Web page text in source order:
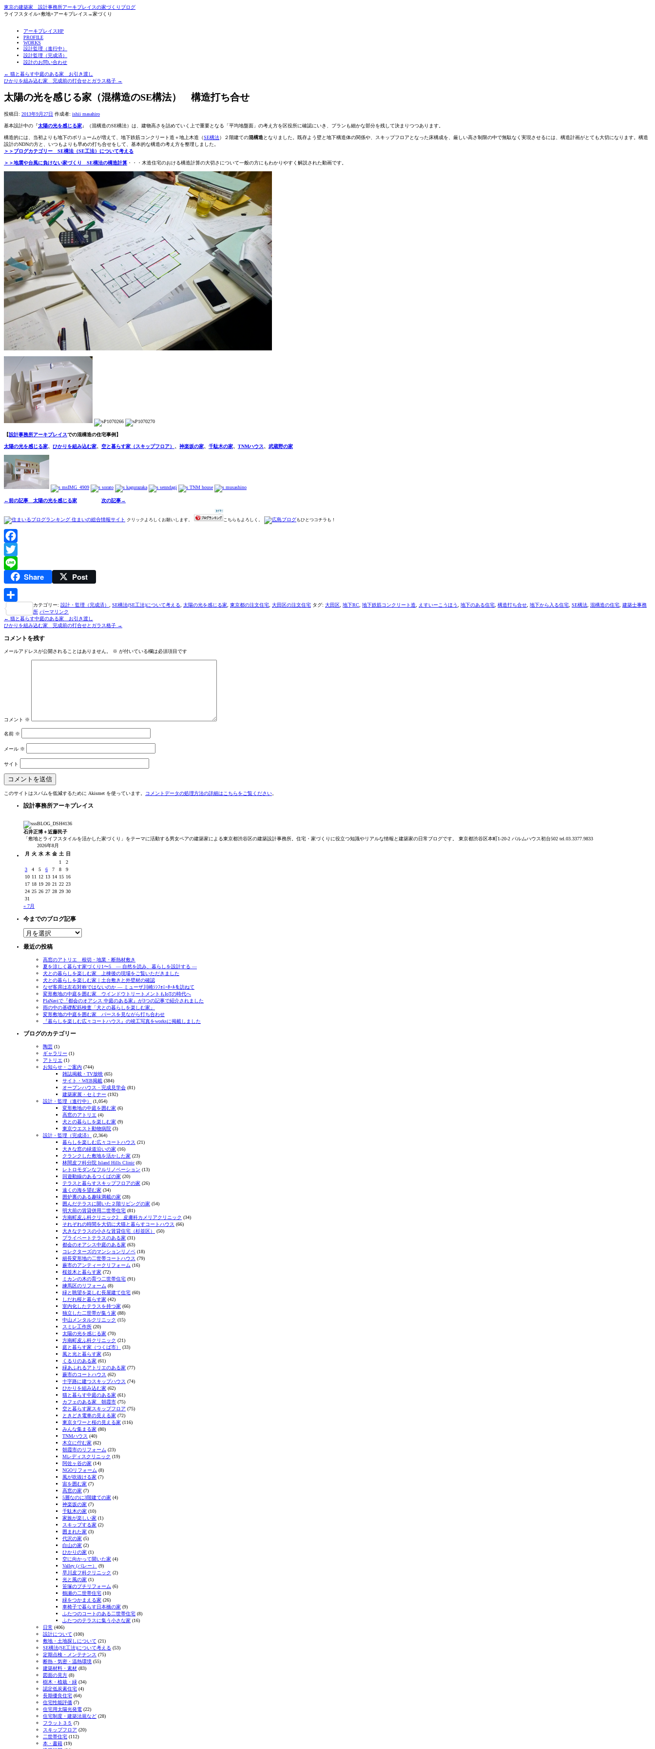
東京の建築家 設計事務所アーキプレイスの家づくりブログ
ライフスタイル×敷地×アーキプレイス→家づくり
キ
ッ
プ
アーキプレイスHP
PROFILE
WORKS
設計監理（進行中）
設計監理（完成済）
設計のお問い合わせ
← 猫と暮らす中庭のある家 お引き渡し
ひかりを組み込む家 完成前の打合せとガラス格子 →
太陽の光を感じる家（混構造のSE構法） 構造打ち合せ
投稿日: 2013年9月27日 作成者: ishii masahiro
基本設計中の『太陽の光を感じる家』（混構造のSE構法）は、建物高さを詰めていく上で重要となる「平均地盤面」の考え方を区役所に確認にいき、プランも細かな部分を残して決まりつつあります。
構造的には、当初よりも地下のボリュームが増えて、地下鉄筋コンクリート造＋地上木造（SE構法）２階建ての混構造となりました。既存よう壁と地下構造体の関係や、スキップフロアとなった床構成を、厳しい高さ制限の中で無駄なく実現させるには、構造計画がとても大切になります。構造
設計のNDNの方と、いつもよりも早めの打ち合せをして、基本的な構造の考え方を整理しました。
＞＞ブログカテゴリー SE構法（SE工法）について考える
＞＞地震や台風に負けない家づくり SE構法の構造計算 ・・・木造住宅のおける構造計算の大切さについて一般の方にもわかりやすく解説された動画です。
【設計事務所アーキプレイスでの混構造の住宅事例】
太陽の光を感じる家、 ひかりを組み込む家、 空と暮らす家（スキップフロア） 、 神楽坂の家、 千駄木の家、 TNMハウス、 武蔵野の家
←前の記事 太陽の光を感じる家 次の記事→
クリックよろしくお願いします。 こちらもよろしく。 もひとつコチラも！
Facebook
Twitter
Line Share Post
共
有
カテゴリー: 設計・監理（完成済） , SE構法(SE工法)について考える, 太陽の光を感じる家, 東京都の注文住宅, 大田区の注文住宅 タグ: 大田区, 地下RC, 地下鉄筋コンクリート造, えすいーこうほう, 地下のある住宅, 構造打ち合せ, 地下から入る住宅, SE構法, 混構造の住宅, 建築士事務
所 パーマリンク
← 猫と暮らす中庭のある家 お引き渡し
ひかりを組み込む家 完成前の打合せとガラス格子 →
コメントを残す
メールアドレスが公開されることはありません。 ※ が付いている欄は必須項目です
コメント ※
名前 ※
メール ※
サイト
このサイトはスパムを低減するために Akismet を使っています。 コメントデータの処理方法の詳細はこちらをご覧ください
設計事務所アーキプレイス
石井正博＋近藤民子
「敷地とライフスタイルを活かした家づくり」をテーマに活動する男女ペアの建築家による東京都渋谷区の建築設計事務所。住宅・家づくりに役立つ知識やリアルな情報と建築家の日常ブログです。 東京都渋谷区本町1-20-2 パルムハウス初台502 tel.03.3377.9833
2026年8月
月
火 水 木 金 土
日
1
2
3
4 5 6 7 8
9
10 11 12 13 14 15 16
17 18 19 20 21 22 23
24 25 26 27 28 29 30
31
« 7月
今までのブログ記事
今
ま
で
最近の投稿
高窓のアトリエ 根切・地業・断熱材敷き
夏を涼しく暮らす家づくり1〜5 ― 自然を読み、暮らしを設計する ―
犬との暮らしを楽しむ家 上棟後の現場をご覧いただきました
犬との暮らしを楽しむ家｜土台敷きと外壁材の確認
なぜ客席は左右対称ではないのか ― ミューザ川崎ｼﾝﾌｫﾆｰﾎｰﾙを訪ねて
変形敷地の中庭を囲む家 ウインドウトリートメントもIoTの時代へ
PlaNaviで『都会のオアシス 中庭のある家』が3つの記事で紹介されました
雨の中の基礎配筋検査「犬との暮らしを楽しむ家」
変形敷地の中庭を囲む家 パースを見ながら打ち合わせ
『暮らしを楽しむ広々コートハウス』の竣工写真をworksに掲載しました
ブログのカテゴリー
陶芸 (1)
ギャラリー (1)
アトリエ (1)
お知らせ・ご案内 (744)
雑誌掲載・TV放映 (65)
サイト・WEB掲載 (384)
オープンハウス・完成見学会 (81)
建築家展・セミナー (192)
設計・監理（進行中）
(1,054)
変形敷地の中庭を囲む家 (6)
高窓のアトリエ (4)
犬との暮らしを楽しむ家 (9)
東京ウエスト動物病院 (3)
設計・監理（完成済）
(2,364)
暮らしを楽しむ広々コートハウス (21)
大きな窓の緑道沿いの家 (16)
クランクした敷地を活かした家 (23)
林間皮フ科分院 Island Hills Clinic (8)
レトロモダンなフルリノベーション (13)
回遊動線のあるつくばの家 (20)
テラスと暮らすスキップフロアの家 (26)
遠くの海を望む家 (34)
囲炉裏のある趣味満載の家 (28)
囲んだテラスに開いた２階リビングの家 (54)
明大前の賃貸併用二世帯住宅 (81)
方南町皮ふ科クリニック2 皮膚科カメリアクリニック (34)
それぞれの時間を大切に犬猫と暮らすコートハウス (66)
大きなテラスの小さな賃貸住宅（杉並区）
(50)
プライベートテラスのある家 (31)
都会のオアシス中庭のある家 (63)
コレクターズのマンションリノベ (18)
細長変形地の二世帯コートハウス (79)
蕨市のアンティークリフォーム (16)
桜並木と暮らす家 (72)
ミカンの木の育つ二世帯住宅 (91)
練馬区のリフォーム (8)
緑と眺望を楽しむ長屋建て住宅 (60)
しだれ桜と暮らす家 (42)
室内化したテラスを持つ家 (66)
独立した二世帯が集う家 (88)
中山メンタルクリニック (15)
スミレ工作所 (20)
太陽の光を感じる家 (70)
方南町皮ふ科クリニック (21)
庭と暮らす家（つくば市）
(33)
風と光と暮らす家 (55)
くるりのある家 (61)
緑あふれるアトリエのある家 (77)
蕨市のコートハウス (62)
十字路に建つスキップハウス (74)
ひかりを組み込む家 (62)
猫と暮らす中庭のある家 (61)
カフェのある家 朝霞市 (75)
空と暮らす家スキップフロア (75)
ときどき電車の見える家 (72)
東京タワーと桜の見える家 (116)
みんな集まる家 (80)
TNMハウス (40)
木立に佇む家 (62)
朝霞市のリフォーム (23)
Mレディスクリニック (19)
阿佐ヶ谷の家 (14)
NGOリフォーム (8)
風が吹抜ける家 (7)
宙を囲む家 (7)
高窓の家 (7)
5層なのに3階建ての家 (4)
神楽坂の家 (7)
千駄木の家 (10)
家族が楽しい家 (1)
スキップする家 (2)
囲まれた家 (3)
代沢の家 (5)
白山の家 (2)
ひかりの家 (1)
空に向かって開いた家 (4)
Valley (バレー）
(9)
早川皮フ科クリニック (2)
光と風の家 (1)
笹塚のプチリフォーム (6)
鶴瀬の二世帯住宅 (10)
緑をつかまえる家 (26)
車椅子で暮らす日本橋の家 (9)
ふたつのコートのある二世帯住宅 (8)
ふたつのテラスに集う小さな家 (16)
日常 (406)
設計について (100)
敷地・土地探しについて (21)
SE構法(SE工法)について考える (53)
定期点検・メンテナンス (75)
断熱・気密・温熱環境 (55)
建築材料・素材 (83)
図面の見方 (8)
樹木・植栽・緑 (34)
認定低炭素住宅 (4)
長期優良住宅 (64)
住宅性能評価 (7)
住宅用太陽光発電 (22)
住宅制度・建築法規など (28)
フラット３５ (7)
スキップフロア (20)
二世帯住宅 (112)
本・書籍 (19)